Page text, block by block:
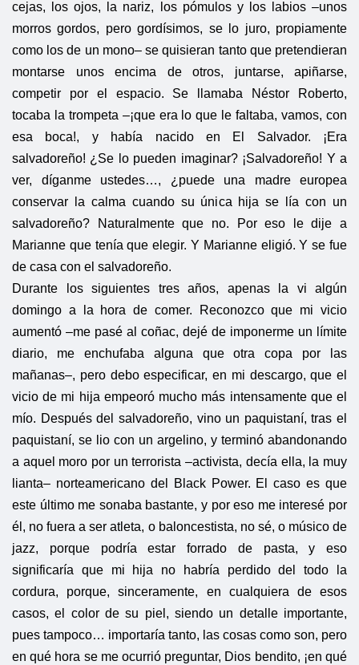
cejas, los ojos, la nariz, los pómulos y los labios –unos
morros gordos, pero gordísimos, se lo juro, propiamente
como los de un mono– se quisieran tanto que pretendieran
montarse unos encima de otros, juntarse, apiñarse,
competir por el espacio. Se llamaba Néstor Roberto,
tocaba la trompeta –¡que era lo que le faltaba, vamos, con
esa boca!, y había nacido en El Salvador. ¡Era
salvadoreño! ¿Se lo pueden imaginar? ¡Salvadoreño! Y a
ver, díganme ustedes…, ¿puede una madre europea
conservar la calma cuando su única hija se lía con un
salvadoreño? Naturalmente que no. Por eso le dije a
Marianne que tenía que elegir. Y Marianne eligió. Y se fue
de casa con el salvadoreño.
Durante los siguientes tres años, apenas la vi algún
domingo a la hora de comer. Reconozco que mi vicio
aumentó –me pasé al coñac, dejé de imponerme un límite
diario, me enchufaba alguna que otra copa por las
mañanas–, pero debo especificar, en mi descargo, que el
vicio de mi hija empeoró mucho más intensamente que el
mío. Después del salvadoreño, vino un paquistaní, tras el
paquistaní, se lio con un argelino, y terminó abandonando
a aquel moro por un terrorista –activista, decía ella, la muy
lianta– norteamericano del Black Power. El caso es que
este último me sonaba bastante, y por eso me interesé por
él, no fuera a ser atleta, o baloncestista, no sé, o músico de
jazz, porque podría estar forrado de pasta, y eso
significaría que mi hija no habría perdido del todo la
cordura, porque, sinceramente, en cualquiera de esos
casos, el color de su piel, siendo un detalle importante,
pues tampoco… importaría tanto, las cosas como son, pero
en qué hora se me ocurrió preguntar, Dios bendito, ¡en qué